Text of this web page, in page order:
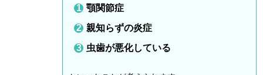
顎関節症
親知らずの炎症
虫歯が悪化している